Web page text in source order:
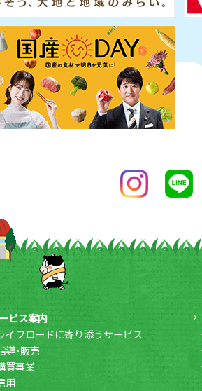
ビス案内
イフロードに寄り添うサービス
導･販売
買事業
用